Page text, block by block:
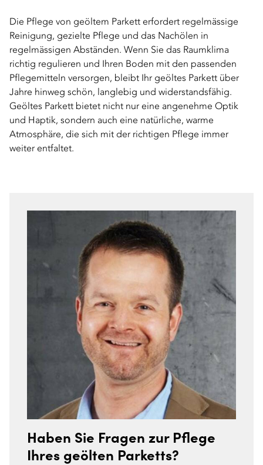
Die Pflege von geöltem Parkett erfordert regelmässige
Reinigung, gezielte Pflege und das Nachölen in
regelmässigen Abständen. Wenn Sie das Raumklima
richtig regulieren und Ihren Boden mit den passenden
Pflegemitteln versorgen, bleibt Ihr geöltes Parkett über
Jahre hinweg schön, langlebig und widerstandsfähig.
Geöltes Parkett bietet nicht nur eine angenehme Optik
und Haptik, sondern auch eine natürliche, warme
Atmosphäre, die sich mit der richtigen Pflege immer
weiter entfaltet.
Haben Sie Fragen zur Pflege
Ihres geölten Parketts?